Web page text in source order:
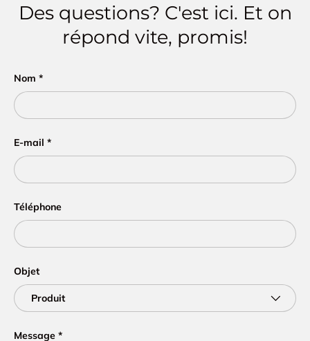
Des questions? C'est ici. Et on
répond vite, promis!
Nom
E-mail
Téléphone
Objet
Message